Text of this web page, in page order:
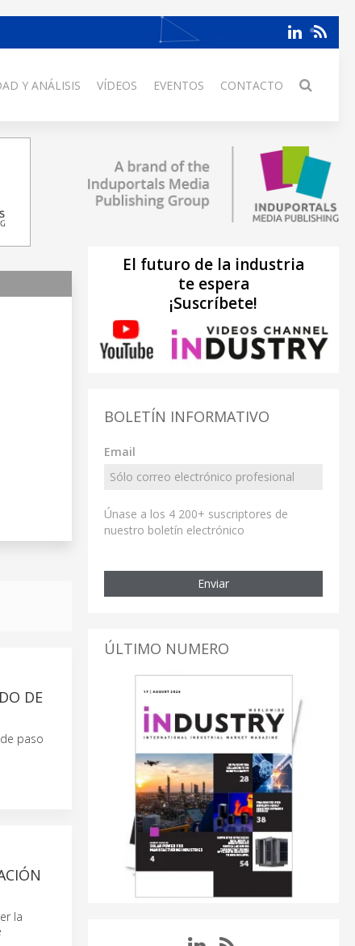
Y ANÁLISIS VÍDEOS EVENTOS CONTACTO
DE
paso
la
El futuro de la industria
te espera
¡Suscríbete!
BOLETÍN INFORMATIVO
Email
Únase a los 4 200+ suscriptores de
nuestro boletín electrónico
Enviar
ÚLTIMO NUMERO